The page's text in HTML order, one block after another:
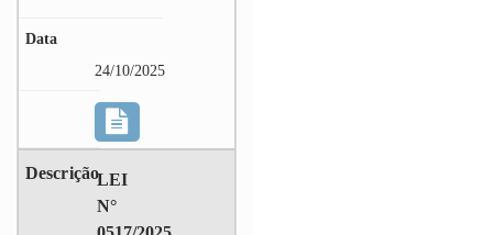
24/10/2025
LEI
N°